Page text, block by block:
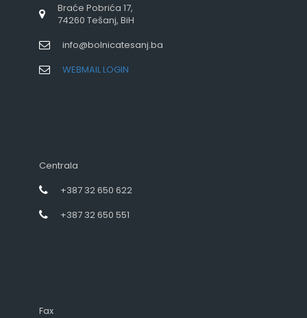
Braće Pobrića 17,
74260 Tešanj, BiH
info@bolnicatesanj.ba
WEBMAIL LOGIN
Centrala
+387 32 650 622
+387 32 650 551
Fax